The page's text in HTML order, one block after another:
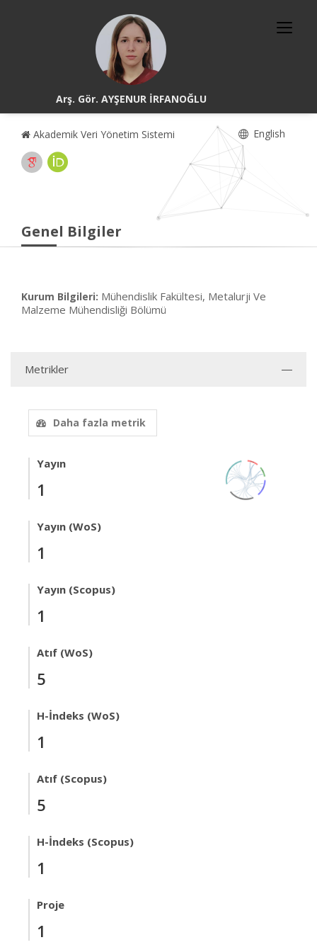
Arş. Gör. AYŞENUR İRFANOĞLU
Akademik Veri Yönetim Sistemi English
Genel Bilgiler
Kurum Bilgileri: Mühendislik Fakültesi, Metalurji Ve
Malzeme Mühendisliği Bölümü
Metrikler
Daha fazla metrik
Yayın
1
Yayın (WoS)
1
Yayın (Scopus)
1
Atıf (WoS)
5
H-İndeks (WoS)
1
Atıf (Scopus)
5
H-İndeks (Scopus)
1
Proje
1